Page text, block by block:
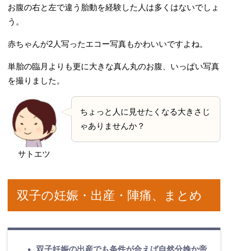
お腹の右と左で違う胎動を経験した人は多くはないでしょ
う。
赤ちゃんが2人写ったエコー写真もかわいいですよね。
単胎の臨月よりも更に大きな真ん丸のお腹、いっぱい写真
を撮りました。
サトエツ
ちょっと人に見せたくなる大きさじ
ゃありませんか？
双子の妊娠・出産・陣痛、まとめ
双子妊娠の出産でも条件が合えば自然分娩か帝